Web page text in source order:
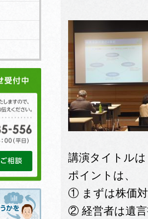
講演タイトル
ポイントは、
① まずは株価
② 経営者は遺